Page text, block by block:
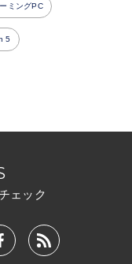
ミングPC
5
ェック